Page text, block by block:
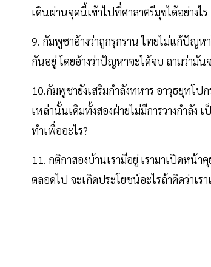
เดินผ่านจุดนี้เข้าไปที่ศาลาตรีมุขได้อย่างไร
9. กัมพูชาอ้างว่าถูกรุกราน ไทยไม่แก้ปัญห
กันอยู่ โดยอ้างว่าปัญหาจะได้จบ ถามว่ามัน
10.กัมพูชายังเสริมกำลังทหาร อาวุธยุท
เหล่านั้นเดิมทั้งสองฝ่ายไม่มีการวางกำลัง
ทำเพื่ออะไร?
11. กติกาสองบ้านเรามีอยู่ เรามาเปิดหน้
ตลอดไป จะเกิดประโยชน์อะไรถ้าคิดว่าเร